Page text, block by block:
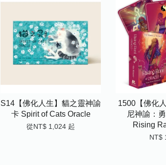
S14【佛化人生】貓之靈神諭
卡 Spirit of Cats Oracle
從 NT$ 1,024 起
1500【佛化
尼神諭：
Rising
NT$